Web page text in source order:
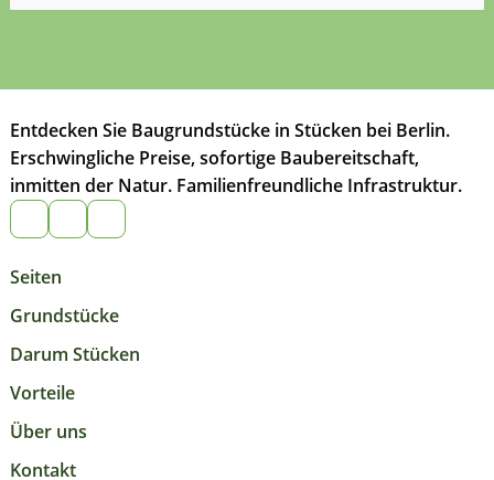
Entdecken Sie Baugrundstücke in Stücken bei Berlin.
Erschwingliche Preise, sofortige Baubereitschaft,
inmitten der Natur. Familienfreundliche Infrastruktur.
Seiten
Grundstücke
Darum Stücken
Vorteile
Über uns
Kontakt